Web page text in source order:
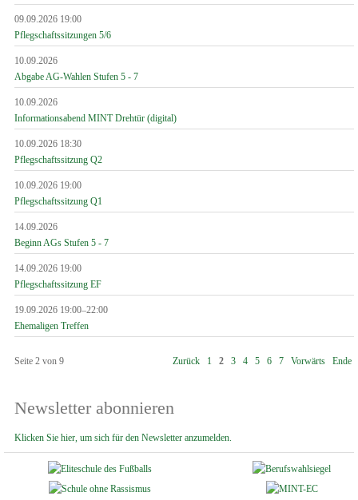
09.09.2026 19:00
Pflegschaftssitzungen 5/6
10.09.2026
Abgabe AG-Wahlen Stufen 5 - 7
10.09.2026
Informationsabend MINT Drehtür (digital)
10.09.2026 18:30
Pflegschaftssitzung Q2
10.09.2026 19:00
Pflegschaftssitzung Q1
14.09.2026
Beginn AGs Stufen 5 - 7
14.09.2026 19:00
Pflegschaftssitzung EF
19.09.2026 19:00–22:00
Ehemaligen Treffen
Seite 2 von 9 Zurück 1 2 3 4 5 6 7 Vorwärts Ende
Newsletter abonnieren
Klicken Sie hier, um sich für den Newsletter anzumelden.